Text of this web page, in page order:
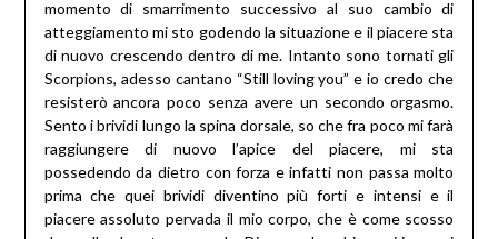
momento di smarrimento successivo al suo cambio di
atteggiamento mi sto godendo la situazione e il piacere sta
di nuovo crescendo dentro di me. Intanto sono tornati gli
Scorpions, adesso cantano “Still loving you” e io credo che
resisterò ancora poco senza avere un secondo orgasmo.
Sento i brividi lungo la spina dorsale, so che fra poco mi farà
raggiungere di nuovo l’apice del piacere, mi sta
possedendo da dietro con forza e infatti non passa molto
prima che quei brividi diventino più forti e intensi e il
piacere assoluto pervada il mio corpo, che è come scosso